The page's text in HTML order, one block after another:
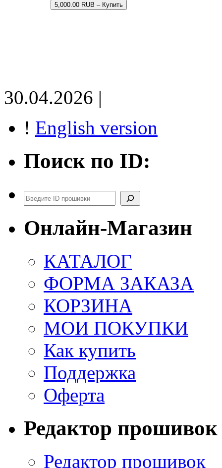
5,000.00 RUB – Купить
30.04.2026 |
! English version
Поиск по ID:
Поиск
Онлайн-Магазин
КАТАЛОГ
ФОРМА ЗАКАЗА
КОРЗИНА
МОИ ПОКУПКИ
Как купить
Поддержка
Оферта
Редактор прошивок
Редактор прошивок